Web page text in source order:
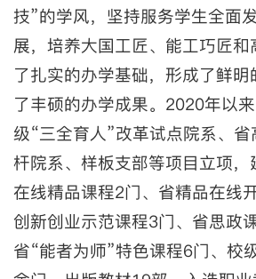
技”的学风，坚持服务学生全面
展，培养大国工匠、能工巧匠
了扎实的办学基础，形成了鲜
了丰硕的办学成果。2020年以
级“三全育人”改革试点院系、
杆院系、样板支部等项目立项
在线精品课程2门、省精品在线
创新创业示范课程3门、省思政
省“能者为师”特色课程6门、校